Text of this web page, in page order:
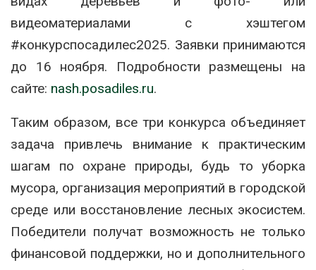
видеоматериалами с хэштегом
#конкурспосадилес2025. Заявки принимаются
до 16 ноября. Подробности размещены на
сайте: nash.posadiles.ru.
Таким образом, все три конкурса объединяет
задача привлечь внимание к практическим
шагам по охране природы, будь то уборка
мусора, организация мероприятий в городской
среде или восстановление лесных экосистем.
Победители получат возможность не только
финансовой поддержки, но и дополнительного